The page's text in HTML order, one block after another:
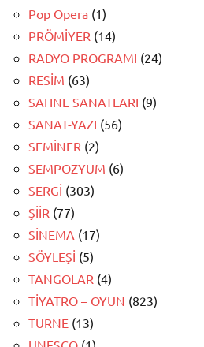
Pop Opera (1)
PRÖMİYER (14)
RADYO PROGRAMI (24)
RESİM (63)
SAHNE SANATLARI (9)
SANAT-YAZI (56)
SEMİNER (2)
SEMPOZYUM (6)
SERGİ (303)
ŞİİR (77)
SİNEMA (17)
SÖYLEŞİ (5)
TANGOLAR (4)
TİYATRO – OYUN (823)
TURNE (13)